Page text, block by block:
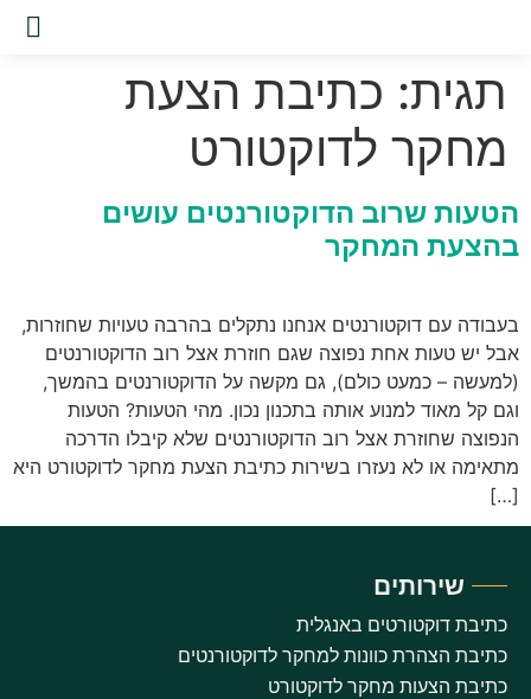
תגית: כתיבת הצעת
מחקר לדוקטורט
הטעות שרוב הדוקטורנטים עושים
בהצעת המחקר
בעבודה עם דוקטורנטים אנחנו נתקלים בהרבה טעויות שחוזרות,
אבל יש טעות אחת נפוצה שגם חוזרת אצל רוב הדוקטורנטים
(למעשה – כמעט כולם), גם מקשה על הדוקטורנטים בהמשך,
וגם קל מאוד למנוע אותה בתכנון נכון. מהי הטעות? הטעות
הנפוצה שחוזרת אצל רוב הדוקטורנטים שלא קיבלו הדרכה
מתאימה או לא נעזרו בשירות כתיבת הצעת מחקר לדוקטורט היא
[…]
שירותים
כתיבת דוקטורטים באנגלית
כתיבת הצהרת כוונות למחקר לדוקטורנטים
כתיבת הצעות מחקר לדוקטורט